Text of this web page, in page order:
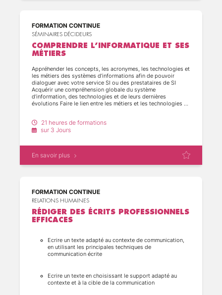
FORMATION CONTINUE
SÉMINAIRES DÉCIDEURS
COMPRENDRE L’INFORMATIQUE ET SES
MÉTIERS
Appréhender les concepts, les acronymes, les technologies et
les métiers des systèmes d’informations afin de pouvoir
dialoguer avec votre service SI ou des prestataires de SI
Acquérir une compréhension globale du système
d’information, des technologies et de leurs dernières
évolutions Faire le lien entre les métiers et les technologies de
21 heures de formations
sur 3 Jours
En savoir plus
FORMATION CONTINUE
RELATIONS HUMAINES
RÉDIGER DES ÉCRITS PROFESSIONNELS
EFFICACES
Ecrire un texte adapté au contexte de communication,
en utilisant les principales techniques de
communication écrite
Ecrire un texte en choisissant le support adapté au
contexte et à la cible de la communication